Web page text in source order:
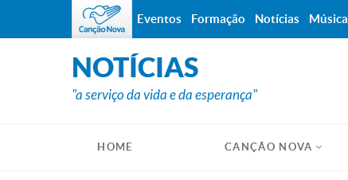
NOTÍCIAS
"a serviço da vida e da esperança"
HOME CANÇÃO NOVA
Eventos Formação Notícias Música